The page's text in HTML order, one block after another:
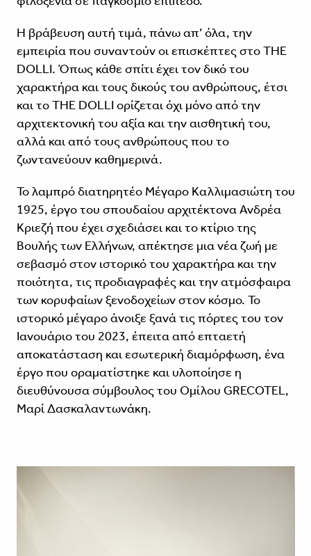
Η βράβευση αυτή τιμά, πάνω απ’ όλα, την
εμπειρία που συναντούν οι επισκέπτες στο THE
DOLLI. Όπως κάθε σπίτι έχει τον δικό του
χαρακτήρα και τους δικούς του ανθρώπους, έτσι
και το THE DOLLI ορίζεται όχι μόνο από την
αρχιτεκτονική του αξία και την αισθητική του,
αλλά και από τους ανθρώπους που το
ζωντανεύουν καθημερινά.
Το λαμπρό διατηρητέο Μέγαρο Καλλιμασιώτη του
1925, έργο του σπουδαίου αρχιτέκτονα Ανδρέα
Κριεζή που έχει σχεδιάσει και το κτίριο της
Βουλής των Ελλήνων, απέκτησε μια νέα ζωή με
σεβασμό στον ιστορικό του χαρακτήρα και την
ποιότητα, τις προδιαγραφές και την ατμόσφαιρα
των κορυφαίων ξενοδοχείων στον κόσμο. Το
ιστορικό μέγαρο άνοιξε ξανά τις πόρτες του τον
Ιανουάριο του 2023, έπειτα από επταετή
αποκατάσταση και εσωτερική διαμόρφωση, ένα
έργο που οραματίστηκε και υλοποίησε η
διευθύνουσα σύμβουλος του Ομίλου GRECOTEL,
Μαρί Δασκαλαντωνάκη.